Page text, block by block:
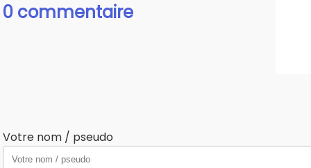
0 commentaire
Votre nom / pseudo